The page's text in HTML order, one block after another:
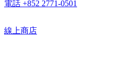
電話 +852 2771-0501
線上商店